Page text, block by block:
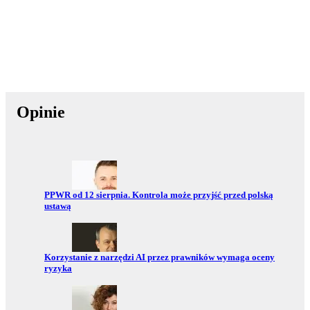
Opinie
Przejdź do:
PPWR od 12 sierpnia. Kontrola może przyjść przed polską
ustawą
Przejdź do:
Korzystanie z narzędzi AI przez prawników wymaga oceny
ryzyka